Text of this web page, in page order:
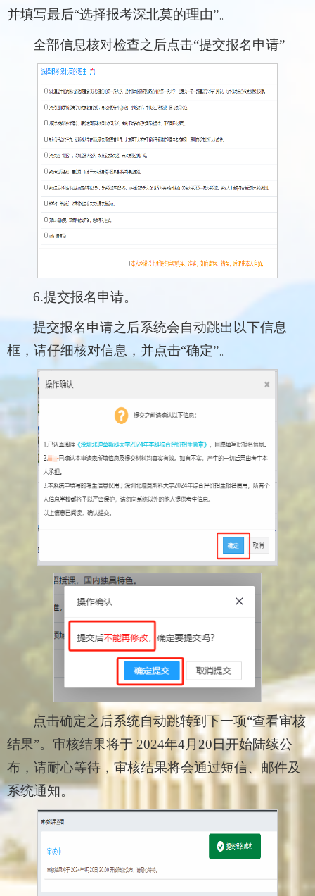
并填写最后“选择报考深北莫的理由”。
全部信息核对检查之后点击“提交报名申请”
6.提交报名申请。
提交报名申请之后系统会自动跳出以下信息
框，请仔细核对信息，并点击“确定”。
点击确定之后系统自动跳转到下一项“查看审核
结果”。审核结果将于 2024年4月20日开始陆续公
布，请耐心等待，审核结果将会通过短信、邮件及
系统通知。